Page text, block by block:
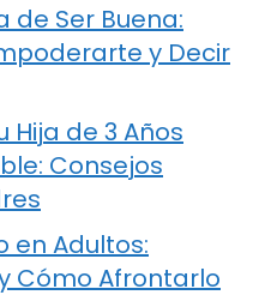
de Ser Buena:
y Decir
Hija de 3 Años
Consejos
en Adultos:
Cómo Afrontarlo